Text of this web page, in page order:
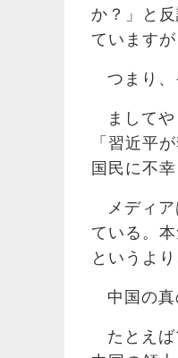
か？」と
ています
つまり
まして
「習近平
国民に不
メディ
ている。
というよ
中国の
たとえ